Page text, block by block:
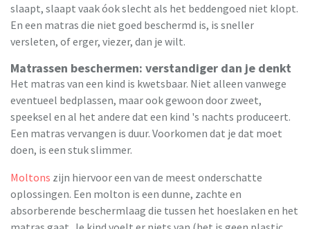
slaapt, slaapt vaak óok slecht als het beddengoed niet klopt.
En een matras die niet goed beschermd is, is sneller
versleten, of erger, viezer, dan je wilt.
Matrassen beschermen: verstandiger dan je denkt
Het matras van een kind is kwetsbaar. Niet alleen vanwege
eventueel bedplassen, maar ook gewoon door zweet,
speeksel en al het andere dat een kind 's nachts produceert.
Een matras vervangen is duur. Voorkomen dat je dat moet
doen, is een stuk slimmer.
Moltons zijn hiervoor een van de meest onderschatte
oplossingen. Een molton is een dunne, zachte en
absorberende beschermlaag die tussen het hoeslaken en het